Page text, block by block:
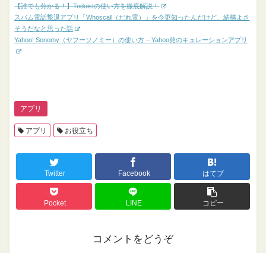
【誰でも分かる！】Todoistの使い方を徹底解説！
スパム電話撃退アプリ「Whoscall（だれ電）」を今更知ったんだけど、結構よさ
そうだなと思った話
Yahoo! Sonomy（ヤフーソノミー）の使い方 – Yahoo発のキュレーションアプリ
アプリ
アプリ お役立ち
Twitter Facebook はてブ
Pocket LINE コピー
コメントをどうぞ